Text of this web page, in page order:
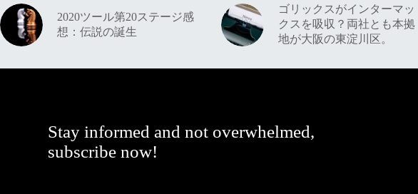
2020ツール第20ステージ感
想：伝説の誕生
ゴリックスがインターマッ
クスを吸収？両社とも本拠
地が大阪の東淀川区。
Stay informed and not overwhelmed,
subscribe now!